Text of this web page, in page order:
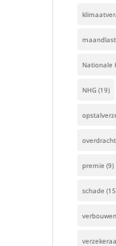
Nationale
NHG(19)
premie (9)
schade
verbouwen